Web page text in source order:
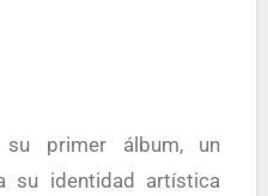
su identidad artística